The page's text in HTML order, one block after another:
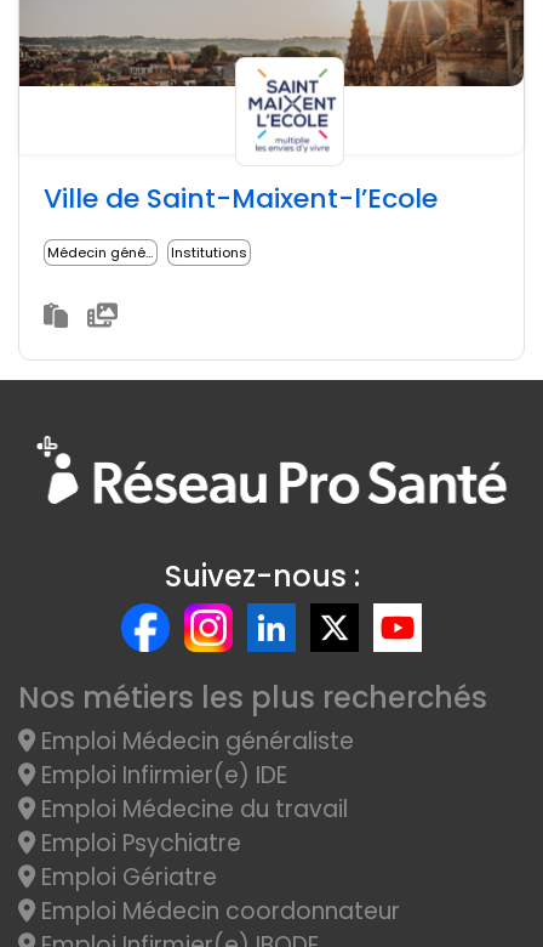
Ville de Saint-Maixent-l’Ecole
Médecin généraliste Institutions
Suivez-nous :
Nos métiers les plus recherchés
Emploi Médecin généraliste
Emploi Infirmier(e) IDE
Emploi Médecine du travail
Emploi Psychiatre
Emploi Gériatre
Emploi Médecin coordonnateur